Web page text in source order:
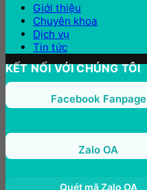
Giới thiệu
Chuyên khoa
Dịch vụ
Tin tức
KẾT NỐI VỚI CHÚNG TÔI
Facebook Fanpage
Zalo OA
Quét mã Zalo OA